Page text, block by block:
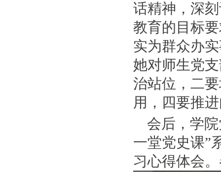
话精神，深
教育的目标
实为群众办
她对师生党
治站位，二
用，四要推
会后，学
一堂党史课”
习心得体会